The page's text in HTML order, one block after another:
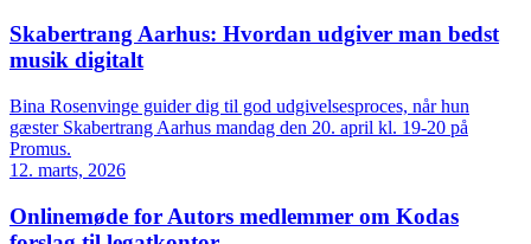
Skabertrang Aarhus: Hvordan udgiver man bedst
musik digitalt
Bina Rosenvinge guider dig til god udgivelsesproces, når hun
gæster Skabertrang Aarhus mandag den 20. april kl. 19-20 på
Promus.
12. marts, 2026
Onlinemøde for Autors medlemmer om Kodas